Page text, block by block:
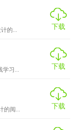
的...
下载
习...
下载
阅...
下载